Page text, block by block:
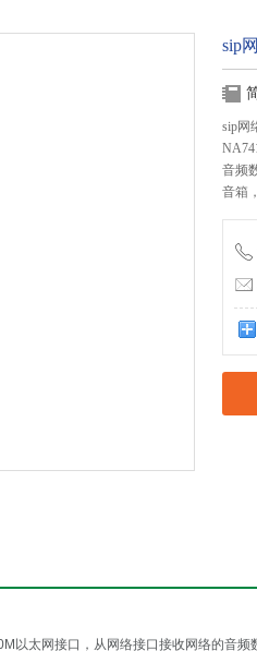
sip
sip网
音频
音箱
以太网接口，从网络接口接收网络的音频